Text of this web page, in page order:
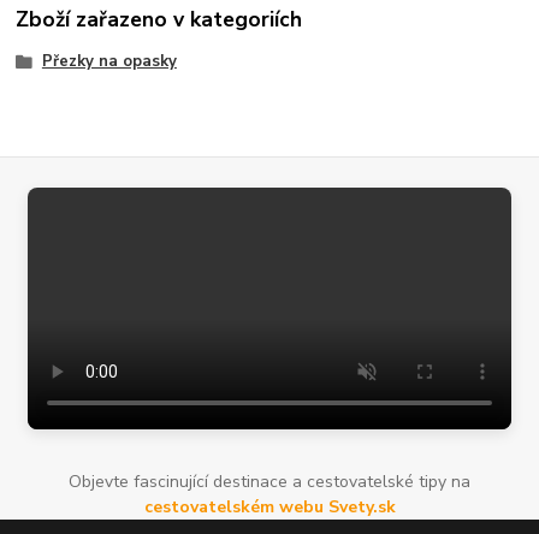
Zboží zařazeno v kategoriích
Přezky na opasky
Objevte fascinující destinace a cestovatelské tipy na
cestovatelském webu Svety.sk